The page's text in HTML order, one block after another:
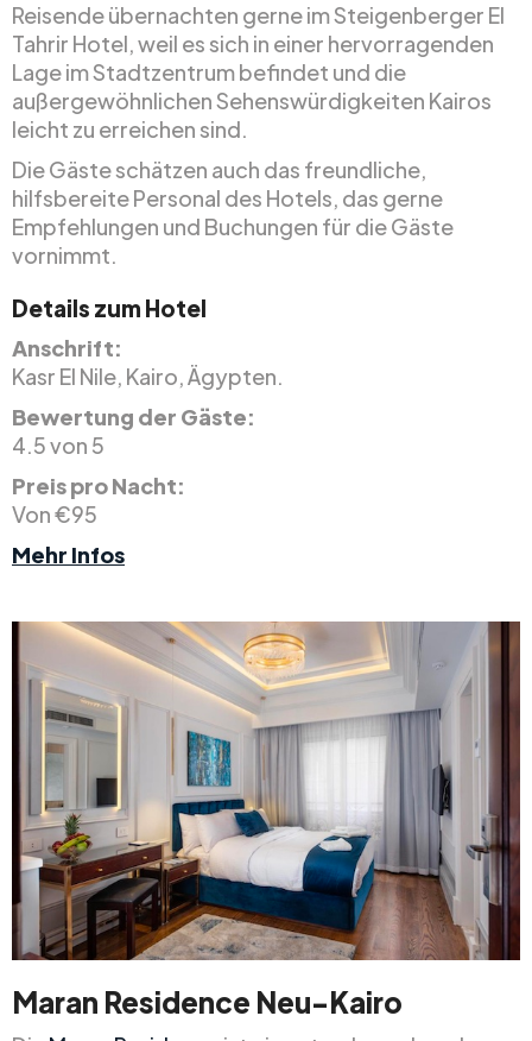
Reisende übernachten gerne im Steigenberger El
Tahrir Hotel, weil es sich in einer hervorragenden
Lage im Stadtzentrum befindet und die
außergewöhnlichen Sehenswürdigkeiten Kairos
leicht zu erreichen sind.
Die Gäste schätzen auch das freundliche,
hilfsbereite Personal des Hotels, das gerne
Empfehlungen und Buchungen für die Gäste
vornimmt.
Details zum Hotel
Anschrift:
Kasr El Nile, Kairo, Ägypten.
Bewertung der Gäste:
4.5 von 5
Preis pro Nacht:
Von €95
Mehr Infos
Maran Residence Neu-Kairo